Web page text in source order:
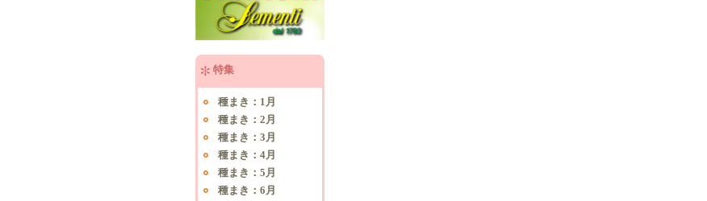
特集
種まき：1月
種まき：2月
種まき：3月
種まき：4月
種まき：5月
種まき：6月